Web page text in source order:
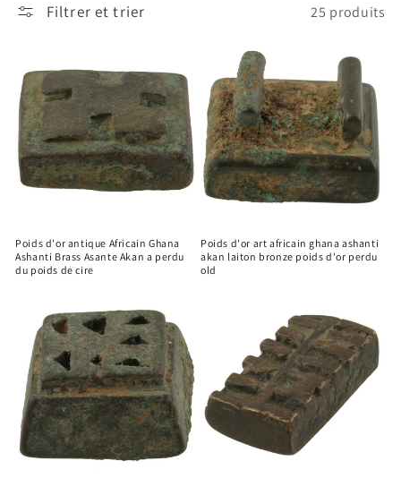
Filtrer et trier 25 produits
Poids d'or antique Africain Ghana
Ashanti Brass Asante Akan a perdu
du poids de cire
Poids d'or art africain ghana ashanti
akan laiton bronze poids d'or perdu
old